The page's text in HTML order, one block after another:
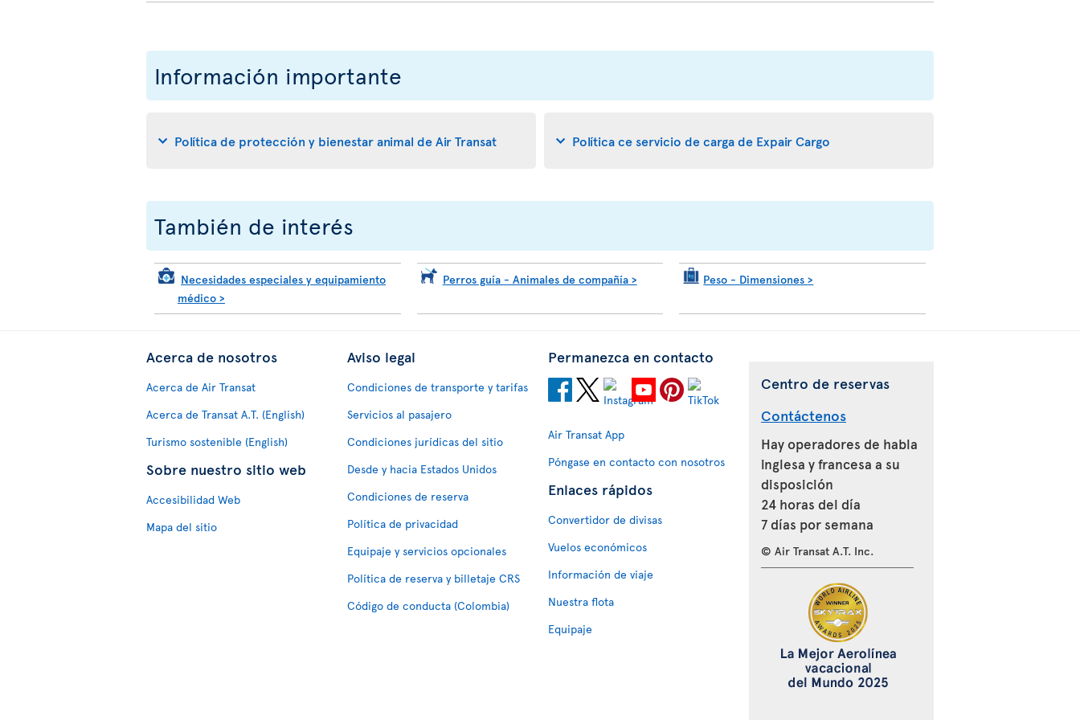
Información importante
Política de protección y bienestar animal de Air Transat Política ce servicio de carga de Expair Cargo
También de interés
Necesidades especiales y equipamiento
médico >
Perros guía - Animales de compañía > Peso - Dimensiones>
Acerca de nosotros
Acerca de Air Transat
Acerca de Transat A.T. (English)
Turismo sostenible (English)
Sobre nuestro sitio web
Accesibilidad Web
Mapa del sitio
Aviso legal
Condiciones de transporte y tarifas
Servicios al pasajero
Condiciones jurídicas del sitio
Desde y hacia Estados Unidos
Condiciones de reserva
Política de privacidad
Equipaje y servicios opcionales
Política de reserva y billetaje CRS
Código de conducta (Colombia)
Permanezca en contacto
Air Transat App
Póngase en contacto con nosotros
Enlaces rápidos
Convertidor de divisas
Vuelos económicos
Información de viaje
Nuestra flota
Equipaje
Centro de reservas
Contáctenos
Hay operadores de habla
inglesa y francesa a su
disposición
24 horas del día
7 días por semana
© Air Transat A.T. Inc.